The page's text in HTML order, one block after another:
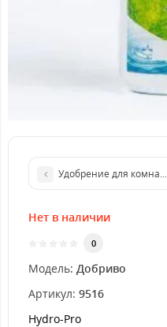
Удобрение для
Нет в наличии
0
Модель: Добриво
Артикул: 9516
Hydro-Pro